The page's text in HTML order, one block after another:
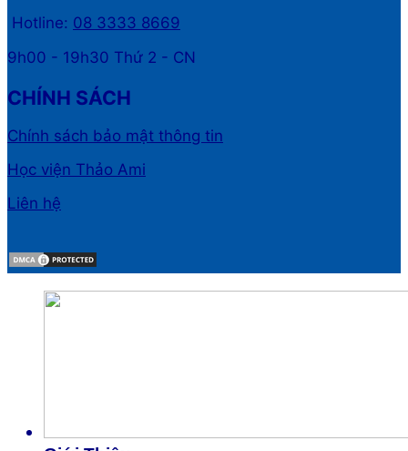
Hotline: 08 3333 8669
9h00 - 19h30 Thứ 2 - CN
CHÍNH SÁCH
Chính sách bảo mật thông tin
Học viện Thảo Ami
Liên hệ